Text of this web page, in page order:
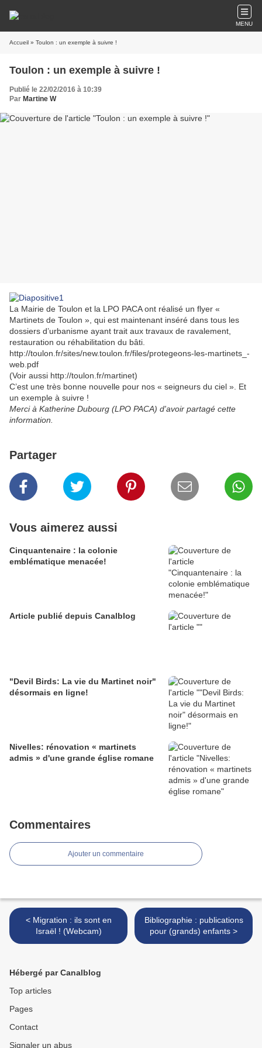
MENU
Accueil » Toulon : un exemple à suivre !
Toulon : un exemple à suivre !
Publié le 22/02/2016 à 10:39
Par Martine W
La Mairie de Toulon et la LPO PACA ont réalisé un flyer «
Martinets de Toulon », qui est maintenant inséré dans tous les
dossiers d’urbanisme ayant trait aux travaux de ravalement,
restauration ou réhabilitation du bâti.
http://toulon.fr/sites/new.toulon.fr/files/protegeons-les-martinets_-
web.pdf
(Voir aussi http://toulon.fr/martinet)
C’est une très bonne nouvelle pour nos « seigneurs du ciel ». Et
un exemple à suivre !
Merci à Katherine Dubourg (LPO PACA) d'avoir partagé cette
information.
Partager
Vous aimerez aussi
Cinquantenaire : la colonie
emblématique menacée!
Article publié depuis Canalblog
"Devil Birds: La vie du Martinet noir"
désormais en ligne!
Nivelles: rénovation « martinets
admis » d'une grande église romane
Commentaires
Ajouter un commentaire
< Migration : ils sont en
Israël ! (Webcam)
Bibliographie : publications
pour (grands) enfants >
Hébergé par Canalblog
Top articles
Pages
Contact
Signaler un abus